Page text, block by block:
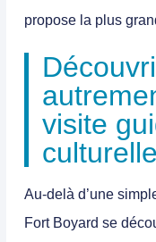
propose la plus
visite
culturelle
Au-delà d’une
Fort Boyard se